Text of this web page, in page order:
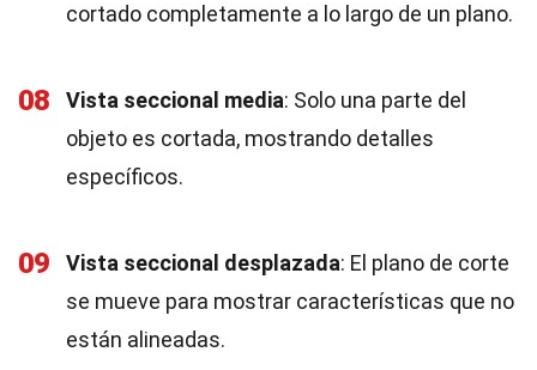
cortado completamente a lo largo de un plano.
08 Vista seccional media: Solo una parte del
objeto es cortada, mostrando detalles
específicos.
09 Vista seccional desplazada: El plano de corte
se mueve para mostrar características que no
están alineadas.